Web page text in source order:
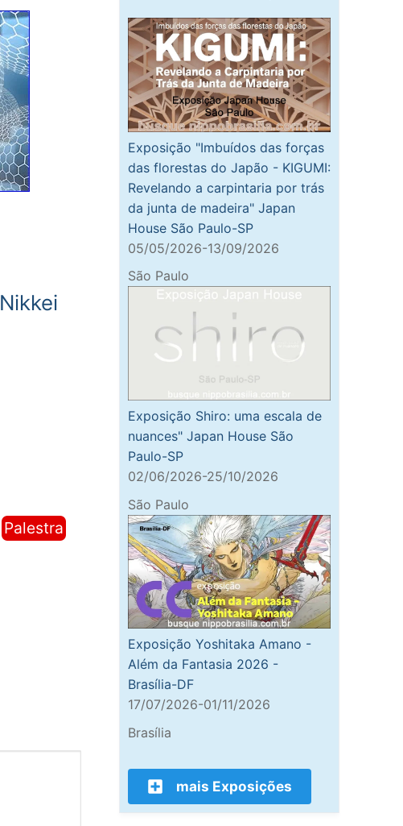
Palestra
Exposição "Imbuídos das forças
das florestas do Japão - KIGUMI:
Revelando a carpintaria por trás
da junta de madeira" Japan
House São Paulo-SP
05/05/2026-13/09/2026
São Paulo
Exposição Shiro: uma escala de
nuances" Japan House São
Paulo-SP
02/06/2026-25/10/2026
São Paulo
Exposição Yoshitaka Amano -
Além da Fantasia 2026 -
Brasília-DF
17/07/2026-01/11/2026
Brasília
mais Exposições